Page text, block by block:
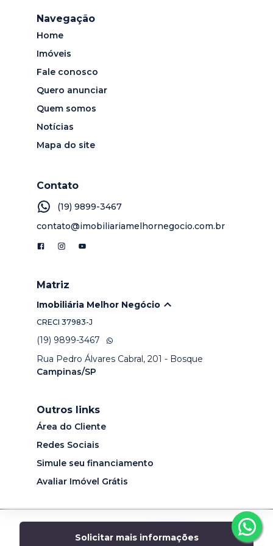
Solicitar mais informações
Navegação
Home
Imóveis
Fale conosco
Quero anunciar
Quem somos
Notícias
Mapa do site
Contato
(19) 9899-3467
contato@imobiliariamelhornegocio.com.br
Matriz
Imobiliária Melhor Negócio
CRECI 37983-J
(19) 9899-3467
Rua Pedro Álvares Cabral, 201 - Bosque
Campinas/SP
Outros links
Área do Cliente
Redes Sociais
Simule seu financiamento
Avaliar Imóvel Grátis
Desenvolvido por